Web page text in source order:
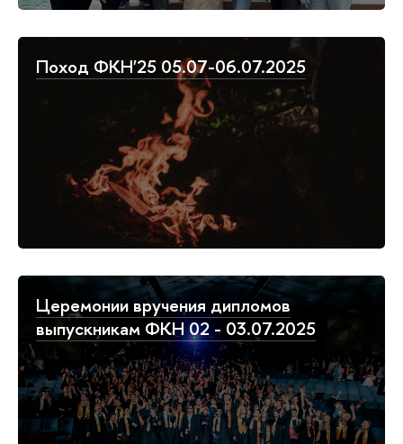
Поход ФКН'25 05.07-06.07.2025
Церемонии вручения дипломов
выпускникам ФКН 02 - 03.07.2025